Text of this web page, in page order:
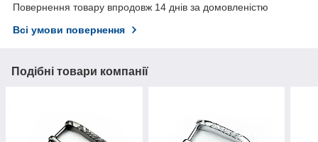
Повернення товару впродовж 14 днів за домовленістю
Всі умови повернення
Подібні товари компанії